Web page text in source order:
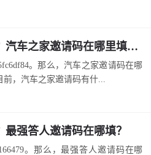
汽车之家邀请码是多少？汽车之家邀请码在哪里填写？
。那么，汽车之家邀请码在哪
前，汽车之家邀请码有什...
强答人邀请码在哪填？
。那么，最强答人邀请码在哪